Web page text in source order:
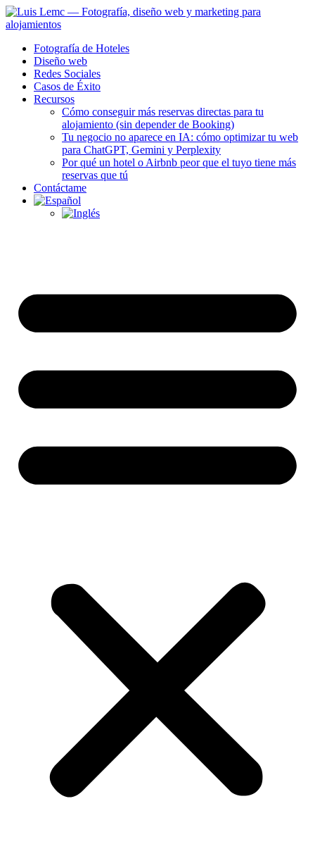
Fotografía de Hoteles
Diseño web
Redes Sociales
Casos de Éxito
Recursos
Cómo conseguir más reservas directas para tu
alojamiento (sin depender de Booking)
Tu negocio no aparece en IA: cómo optimizar tu web
para ChatGPT, Gemini y Perplexity
Por qué un hotel o Airbnb peor que el tuyo tiene más
reservas que tú
Contáctame